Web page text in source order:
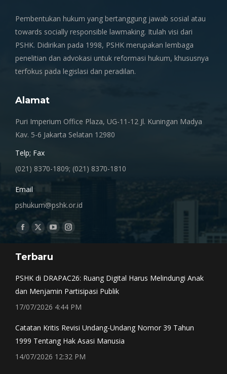
Pembentukan hukum yang bertanggung jawab sosial atau
towards socially responsible lawmaking. Itulah visi dari
PSHK. Didirikan pada 1998, PSHK merupakan lembaga
penelitian dan advokasi untuk reformasi hukum, khususnya
terfokus pada legislasi dan peradilan.
Alamat
Puri Imperium Office Plaza, UG-11-12 Jl. Kuningan Madya
Kav. 5-6 Jakarta Selatan 12980
Telp; Fax
(021) 8370-1809; (021) 8370-1810
Email
pshukum@pshk.or.id
Find us on:
Facebook
opens
window
X
opens
window
YouTube
opens
Instagram
window
Terbaru
PSHK di DRAPAC26: Ruang Digital Harus Melindungi Anak
dan Menjamin Partisipasi Publik
17/07/2026 4:44 PM
Catatan Kritis Revisi Undang-Undang Nomor 39 Tahun
1999 Tentang Hak Asasi Manusia
14/07/2026 12:32 PM